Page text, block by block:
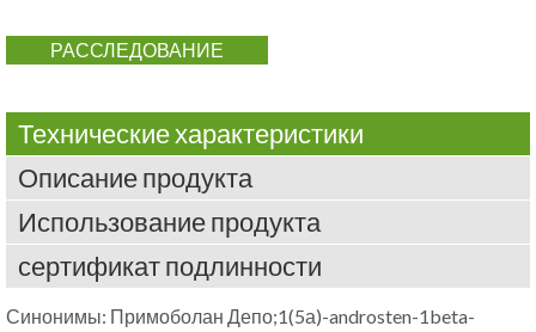
РАССЛЕДОВАНИЕ
Технические характеристики
Описание продукта
Использование продукта
сертификат подлинности
Синонимы: Примоболан Депо;1(5а)-androsten-1beta-